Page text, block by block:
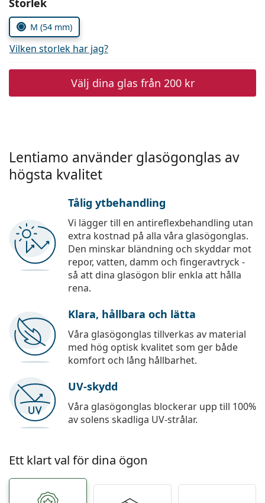
Persol
Prada
Upptäck alla
Välj parametrar
M (54 mm)
Vilken storlek har jag?
Välj dina glas från 200 kr
Lentiamo använder glasögonglas av
högsta kvalitet
Tålig ytbehandling
Vi lägger till en antireflexbehandling utan
extra kostnad på alla våra glasögonglas.
Den minskar bländning och skyddar mot
repor, vatten, damm och fingeravtryck -
så att dina glasögon blir enkla att hålla
rena.
Klara, hållbara och lätta
Våra glasögonglas tillverkas av material
med hög optisk kvalitet som ger både
komfort och lång hållbarhet.
UV-skydd
Våra glasögonglas blockerar upp till 100%
av solens skadliga UV-strålar.
Ett klart val för dina ögon